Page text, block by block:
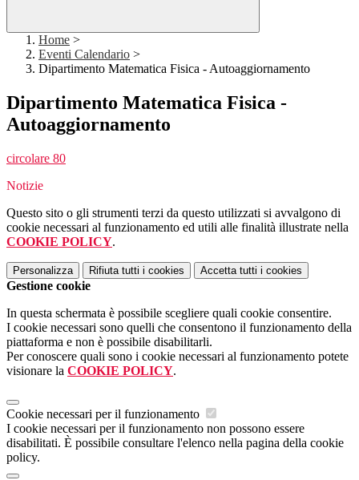
Home >
Eventi Calendario >
Dipartimento Matematica Fisica - Autoaggiornamento
Dipartimento Matematica Fisica -
Autoaggiornamento
circolare 80
Notizie
Questo sito o gli strumenti terzi da questo utilizzati si avvalgono di
cookie necessari al funzionamento ed utili alle finalità illustrate nella
COOKIE POLICY.
Personalizza Rifiuta tutti i cookies Accetta tutti i cookies
Gestione cookie
In questa schermata è possibile scegliere quali cookie consentire.
I cookie necessari sono quelli che consentono il funzionamento della
piattaforma e non è possibile disabilitarli.
Per conoscere quali sono i cookie necessari al funzionamento potete
visionare la COOKIE POLICY.
Cookie necessari per il funzionamento
I cookie necessari per il funzionamento non possono essere
disabilitati. È possibile consultare l'elenco nella pagina della cookie
policy.